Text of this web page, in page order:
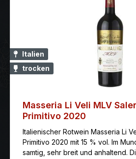
Italien
trocken
Masseria Li Veli MLV
Primitivo 2020
Italienischer Rotwein Masseria Li
Primitivo 2020 mit 15 % vol. Im
samtig, sehr breit und anhaltend.